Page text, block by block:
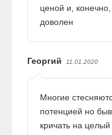
ценой и,
доволен
Георгий 11.01.2020
Многие
потенцией но
кричать на